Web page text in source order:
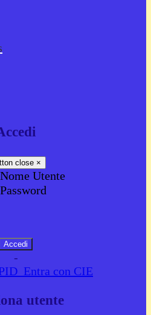
close ×
Nome Utente
Password
-
Entra con CIE
utente